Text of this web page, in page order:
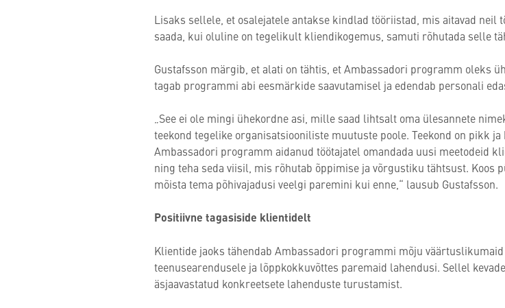
Lisaks sellele, et osalejatele antakse kindlad tööriistad, mis aitavad
saada, kui oluline on tegelikult kliendikogemus, samuti rõhutada selle
Gustafsson märgib, et alati on tähtis, et Ambassadori programm oleks
tagab programmi abi eesmärkide saavutamisel ja edendab personali
„See ei ole mingi ühekordne asi, mille saad lihtsalt oma ülesannete
teekond tegelike organisatsiooniliste muutuste poole. Teekond on pikk
Ambassadori programm aidanud töötajatel omandada uusi meetodeid
ning teha seda viisil, mis rõhutab õppimise ja võrgustiku tähtsust.
mõista tema põhivajadusi veelgi paremini kui enne,“ lausub Gustafsson.
Positiivne tagasiside klientidelt
Klientide jaoks tähendab Ambassadori programmi mõju
teenusearendusele ja lõppkokkuvõttes paremaid lahendusi. Sellel
äsjaavastatud konkreetsete lahenduste turustamist.